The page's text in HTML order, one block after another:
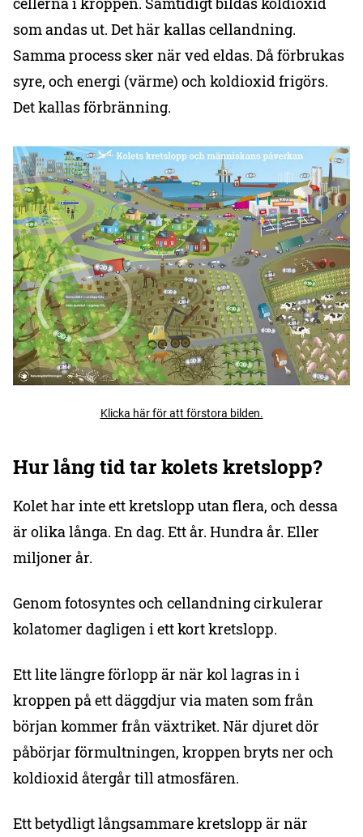
som andas ut. Det här kallas cellandning.
Samma process sker när ved eldas. Då förbrukas
syre, och energi (värme) och koldioxid frigörs.
Det kallas förbränning.
Klicka här för att förstora bilden.
Hur lång tid tar kolets kretslopp?
Kolet har inte ett kretslopp utan flera, och dessa
är olika långa. En dag. Ett år. Hundra år. Eller
miljoner år.
Genom fotosyntes och cellandning cirkulerar
kolatomer dagligen i ett kort kretslopp.
Ett lite längre förlopp är när kol lagras in i
kroppen på ett däggdjur via maten som från
början kommer från växtriket. När djuret dör
påbörjar förmultningen, kroppen bryts ner och
koldioxid återgår till atmosfären.
Ett betydligt långsammare kretslopp är när